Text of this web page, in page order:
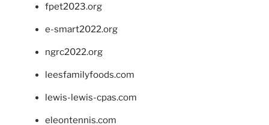
fpet2023.org
e-smart2022.org
ngrc2022.org
leesfamilyfoods.com
lewis-lewis-cpas.com
eleontennis.com